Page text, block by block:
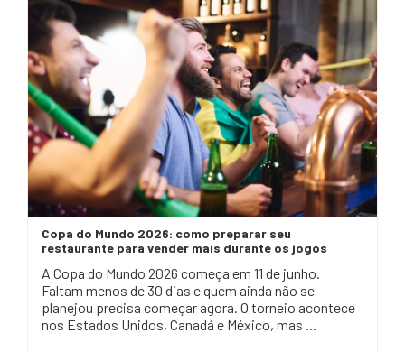
Copa do Mundo 2026: como preparar seu
restaurante para vender mais durante os jogos
A Copa do Mundo 2026 começa em 11 de junho.
Faltam menos de 30 dias e quem ainda não se
planejou precisa começar agora. O torneio acontece
nos Estados Unidos, Canadá e México, mas ...